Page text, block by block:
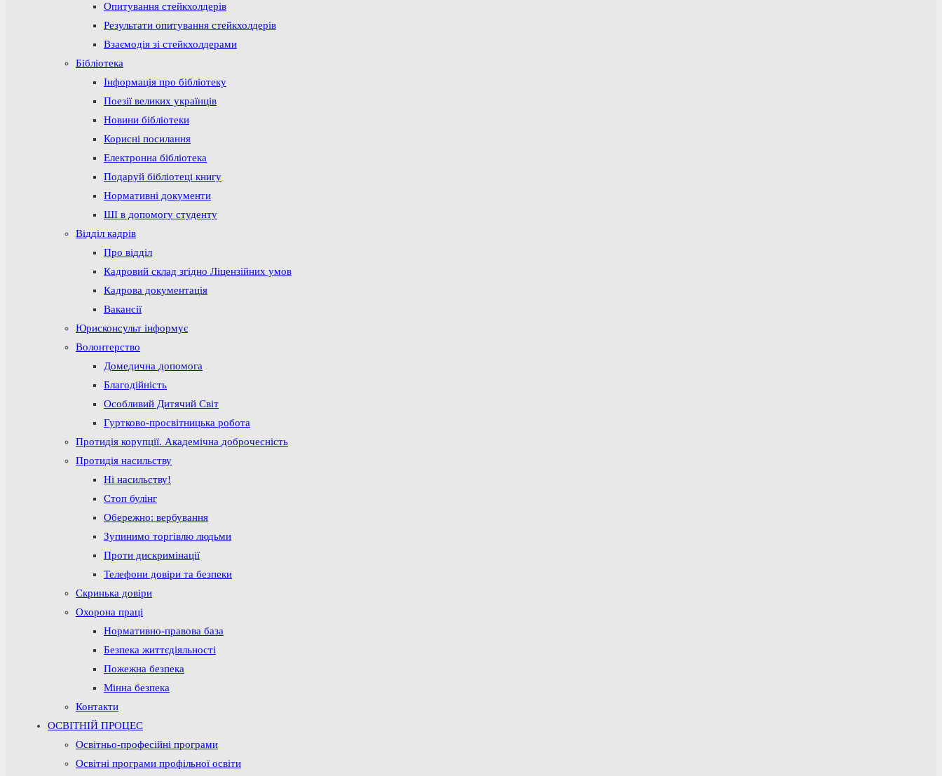
Опитування стейкхолдерів
Результати опитування стейкхолдерів
Взаємодія зі стейкхолдерами
Бібліотека
Інформація про бібліотеку
Поезії великих українців
Новини бібліотеки
Корисні посилання
Електронна бібліотека
Подаруй бібліотеці книгу
Нормативні документи
ШІ в допомогу студенту
Відділ кадрів
Про відділ
Кадровий склад згідно Ліцензійних умов
Кадрова документація
Вакансії
Юрисконсульт інформує
Волонтерство
Домедична допомога
Благодійність
Особливий Дитячий Світ
Гуртково-просвітницька робота
Протидія корупції. Академічна доброчесність
Протидія насильству
Ні насильству!
Стоп булінг
Обережно: вербування
Зупинимо торгівлю людьми
Проти дискримінації
Телефони довіри та безпеки
Скринька довіри
Охорона праці
Нормативно-правова база
Безпека життєдіяльності
Пожежна безпека
Мінна безпека
Контакти
ОСВІТНІЙ ПРОЦЕС
Освітньо-професійні програми
Освітні програми профільної освіти